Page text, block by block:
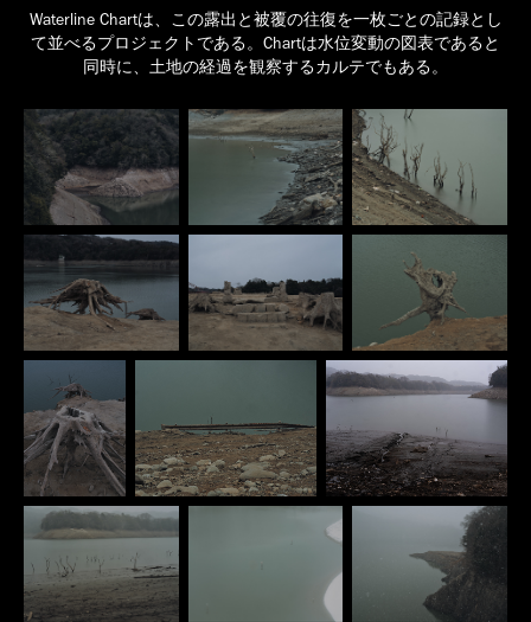
Waterline Chartは、この露出と被覆の往復を一枚ごとの記録とし
て並べるプロジェクトである。Chartは水位変動の図表であると
同時に、土地の経過を観察するカルテでもある。